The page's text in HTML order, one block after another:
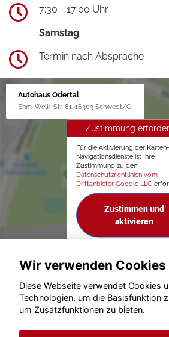
7:30 - 17:00 Uhr
Samstag
Termin nach Absprache
Autohaus Odertal
Ehm-Welk-Str. 81, 16303 Schwedt/O.
Zustimmung
Für die Aktivierung der
Navigationsdienste ist Ihre
Zustimmung zu den
Datenschutzrichtlinien vom
Drittanbieter Google LLC
Zustimmen und
aktivieren
© konjunkturmotor.de GmbH
Wir verwenden Cookies
Diese Webseite verwendet Cookies
Technologien, um die Basisfunktion
um Zusatzfunktionen zu bieten.